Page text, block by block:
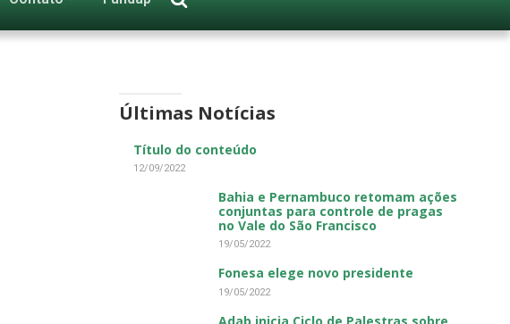
Últimas Notícias
Título do conteúdo
12/09/2022
Bahia e Pernambuco retomam ações
conjuntas para controle de pragas
no Vale do São Francisco
19/05/2022
Fonesa elege novo presidente
19/05/2022
Adab inicia Ciclo de Palestras sobre